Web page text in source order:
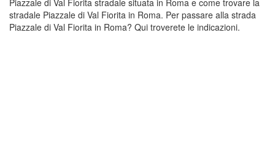
Piazzale di Val Fiorita stradale situata in Roma e come trovare la
stradale Piazzale di Val Fiorita in Roma. Per passare alla strada
Piazzale di Val Fiorita in Roma? Qui troverete le indicazioni.